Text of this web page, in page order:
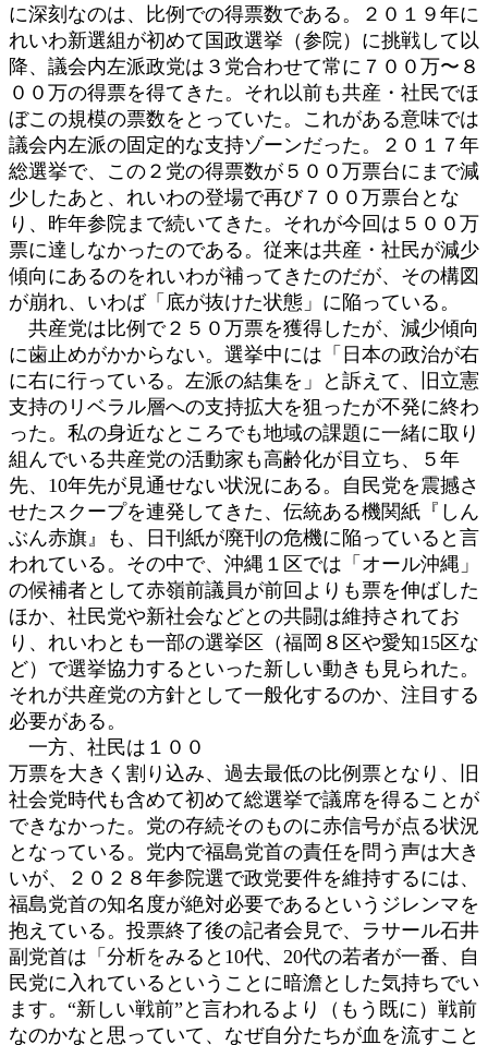
に深刻なのは、比例での得票数である。２０１９年に
れいわ新選組が初めて国政選挙（参院）に挑戦して以
降、議会内左派政党は３党合わせて常に７００万〜８
００万の得票を得てきた。それ以前も共産・社民でほ
ぼこの規模の票数をとっていた。これがある意味では
議会内左派の固定的な支持ゾーンだった。２０１７年
総選挙で、この２党の得票数が５００万票台にまで減
少したあと、れいわの登場で再び７００万票台とな
り、昨年参院まで続いてきた。それが今回は５００万
票に達しなかったのである。従来は共産・社民が減少
傾向にあるのをれいわが補ってきたのだが、その構図
が崩れ、いわば「底が抜けた状態」に陥っている。
共産党は比例で２５０万票を獲得したが、減少傾向
に歯止めがかからない。選挙中には「日本の政治が右
に右に行っている。左派の結集を」と訴えて、旧立憲
支持のリベラル層への支持拡大を狙ったが不発に終わ
った。私の身近なところでも地域の課題に一緒に取り
組んでいる共産党の活動家も高齢化が目立ち、５年
先、10年先が見通せない状況にある。自民党を震撼さ
せたスクープを連発してきた、伝統ある機関紙『しん
ぶん赤旗』も、日刊紙が廃刊の危機に陥っていると言
われている。その中で、沖縄１区では「オール沖縄」
の候補者として赤嶺前議員が前回よりも票を伸ばした
ほか、社民党や新社会などとの共闘は維持されてお
り、れいわとも一部の選挙区（福岡８区や愛知15区な
ど）で選挙協力するといった新しい動きも見られた。
それが共産党の方針として一般化するのか、注目する
必要がある。
一方、社民は１００
万票を大きく割り込み、過去最低の比例票となり、旧
社会党時代も含めて初めて総選挙で議席を得ることが
できなかった。党の存続そのものに赤信号が点る状況
となっている。党内で福島党首の責任を問う声は大き
いが、２０２８年参院選で政党要件を維持するには、
福島党首の知名度が絶対必要であるというジレンマを
抱えている。投票終了後の記者会見で、ラサール石井
副党首は「分析をみると10代、20代の若者が一番、自
民党に入れているということに暗澹とした気持ちでい
ます。“新しい戦前”と言われるより（もう既に）戦前
なのかなと思っていて、なぜ自分たちが血を流すこと